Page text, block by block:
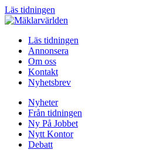
Läs tidningen
Läs tidningen
Annonsera
Om oss
Kontakt
Nyhetsbrev
Nyheter
Från tidningen
Ny På Jobbet
Nytt Kontor
Debatt